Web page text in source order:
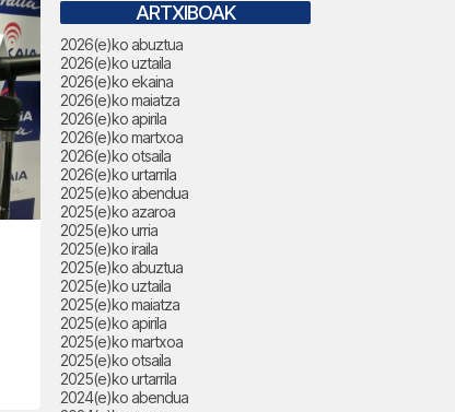
ARTXIBOAK
2026(e)ko abuztua
2026(e)ko uztaila
2026(e)ko ekaina
2026(e)ko maiatza
2026(e)ko apirila
2026(e)ko martxoa
2026(e)ko otsaila
2026(e)ko urtarrila
2025(e)ko abendua
2025(e)ko azaroa
2025(e)ko urria
2025(e)ko iraila
2025(e)ko abuztua
2025(e)ko uztaila
2025(e)ko maiatza
2025(e)ko apirila
2025(e)ko martxoa
2025(e)ko otsaila
2025(e)ko urtarrila
2024(e)ko abendua